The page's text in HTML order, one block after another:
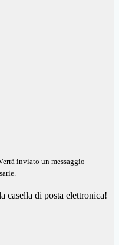
inviato un messaggio
casella di posta elettronica!